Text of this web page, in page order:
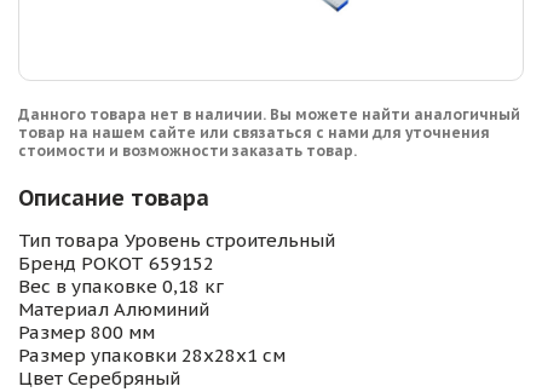
Данного товара нет в наличии. Вы можете найти аналогичный
товар на нашем сайте или связаться с нами для уточнения
стоимости и возможности заказать товар.
Описание товара
Тип товара Уровень строительный
Бренд РОКОТ 659152
Вес в упаковке 0,18 кг
Материал Алюминий
Размер 800 мм
Размер упаковки 28x28x1 см
Цвет Серебряный